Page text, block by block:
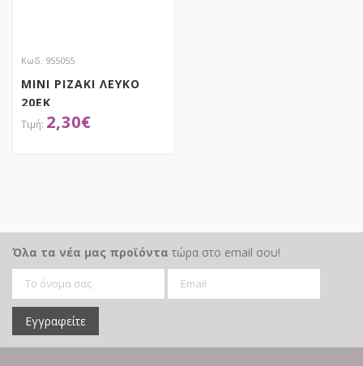
Κωδ. 955055
ΜΙΝΙ ΡΙΖΑΚΙ ΛΕΥΚΟ
20ΕΚ
2,30€
Όλα τα νέα μας προϊόντα τώρα στο email σου!
Εγγραφείτε